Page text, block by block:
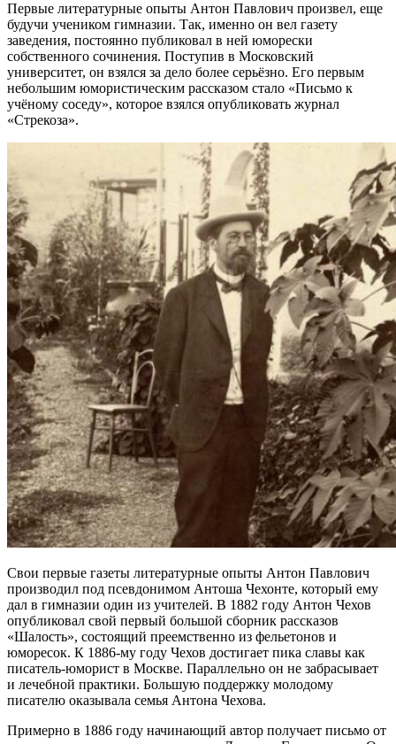
Первые литературные опыты Антон Павлович произвел, еще
будучи учеником гимназии. Так, именно он вел газету
заведения, постоянно публиковал в ней юморески
собственного сочинения. Поступив в Московский
университет, он взялся за дело более серьёзно. Его первым
небольшим юмористическим рассказом стало «Письмо к
учёному соседу», которое взялся опубликовать журнал
«Стрекоза».
Свои первые газеты литературные опыты Антон Павлович
производил под псевдонимом Антоша Чехонте, который ему
дал в гимназии один из учителей. В 1882 году Антон Чехов
опубликовал свой первый большой сборник рассказов
«Шалость», состоящий преемственно из фельетонов и
юморесок. К 1886-му году Чехов достигает пика славы как
писатель-юморист в Москве. Параллельно он не забрасывает
и лечебной практики. Большую поддержку молодому
писателю оказывала семья Антона Чехова.
Примерно в 1886 году начинающий автор получает письмо от